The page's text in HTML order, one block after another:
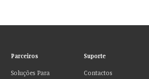
Parceiros
Soluções Para
Suporte
Contactos